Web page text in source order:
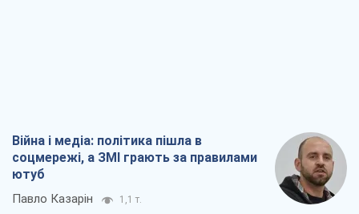
Війна і медіа: політика пішла в
соцмережі, а ЗМІ грають за правилами
ютуб
Павло Казарін 1,1 т.